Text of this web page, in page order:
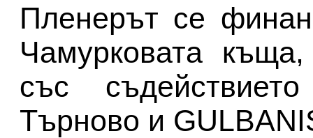
Пленерът се
Чамурковата
със
Търново и